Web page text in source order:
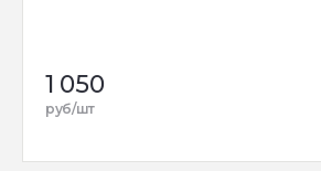
1 050
руб/шт